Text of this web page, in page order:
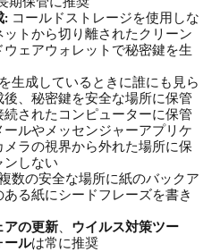
: コールドストレージを使用しな
トから切り離されたクリーン
ェアウォレットで秘密鍵を生
生成しているときに誰にも見ら
、秘密鍵を安全な場所に保管
されたコンピューターに保管
ルやメッセンジャーアプリケ
ラの視界から外れた場所に保
ンしない
数の安全な場所に紙のバックア
る紙にシードフレーズを書き
アの更新、 ウイルス対策ツー
ールは常に推奨